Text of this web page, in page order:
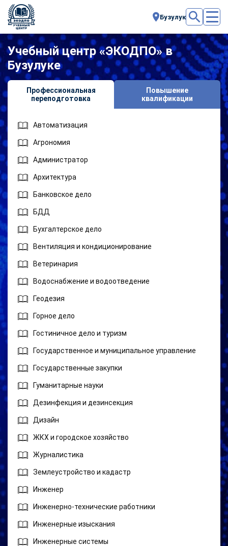
Бузулук
Учебный центр «ЭКОДПО» в
Бузулуке
Профессиональная
переподготовка
Повышение
квалификации
Автоматизация
Агрономия
Администратор
Архитектура
Банковское дело
БДД
Бухгалтерское дело
Вентиляция и кондиционирование
Ветеринария
Водоснабжение и водоотведение
Геодезия
Горное дело
Гостиничное дело и туризм
Государственное и муниципальное управление
Государственные закупки
Гуманитарные науки
Дезинфекция и дезинсекция
Дизайн
ЖКХ и городское хозяйство
Журналистика
Землеустройство и кадастр
Инженер
Инженерно-технические работники
Инженерные изыскания
Инженерные системы